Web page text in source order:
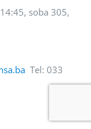
soba 305,
Tel: 033